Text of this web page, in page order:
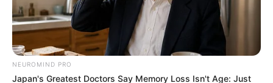
NEUROMIND PRO
Japan's Greatest Doctors Say Memory Loss Isn't Age: Just